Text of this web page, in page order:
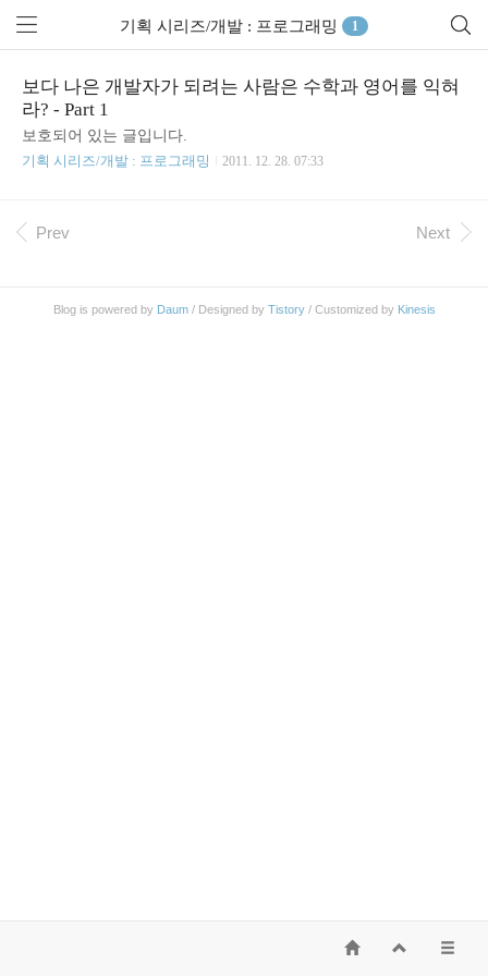
기획 시리즈/개발 : 프로그래밍 1
보다 나은 개발자가 되려는 사람은 수학과 영어를 익혀
라? - Part 1
보호되어 있는 글입니다.
기획 시리즈/개발 : 프로그래밍
2011. 12. 28. 07:33
Prev Next
Blog is powered by Daum/ Designed by Tistory/ Customized by Kinesis